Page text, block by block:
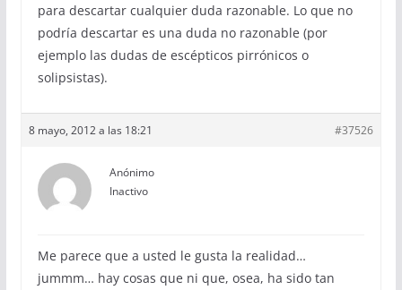
para descartar cualquier duda razonable. Lo que no
podría descartar es una duda no razonable (por
ejemplo las dudas de escépticos pirrónicos o
solipsistas).
8 mayo, 2012 a las 18:21 #37526
Anónimo
Inactivo
Me parece que a usted le gusta la realidad…
jummm… hay cosas que ni que, osea, ha sido tan